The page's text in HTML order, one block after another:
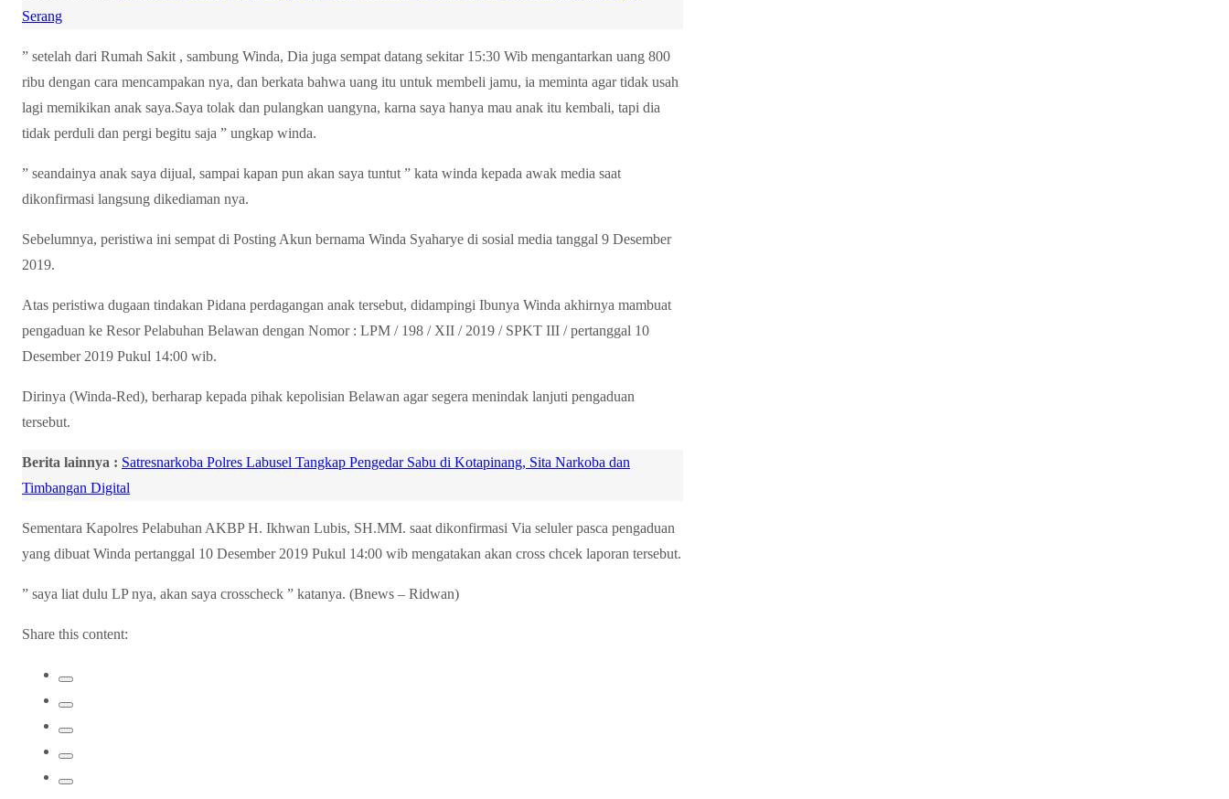
Serang
” setelah dari Rumah Sakit , sambung Winda, Dia juga sempat datang sekitar 15:30 Wib mengantarkan uang 800
ribu dengan cara mencampakan nya, dan berkata bahwa uang itu untuk membeli jamu, ia meminta agar tidak usah
lagi memikikan anak saya.Saya tolak dan pulangkan uangyna, karna saya hanya mau anak itu kembali, tapi dia
tidak perduli dan pergi begitu saja ” ungkap winda.
” seandainya anak saya dijual, sampai kapan pun akan saya tuntut ” kata winda kepada awak media saat
dikonfirmasi langsung dikediaman nya.
Sebelumnya, peristiwa ini sempat di Posting Akun bernama Winda Syaharye di sosial media tanggal 9 Desember
2019.
Atas peristiwa dugaan tindakan Pidana perdagangan anak tersebut, didampingi Ibunya Winda akhirnya mambuat
pengaduan ke Resor Pelabuhan Belawan dengan Nomor : LPM / 198 / XII / 2019 / SPKT III / pertanggal 10
Desember 2019 Pukul 14:00 wib.
Dirinya (Winda-Red), berharap kepada pihak kepolisian Belawan agar segera menindak lanjuti pengaduan
tersebut.
Berita lainnya : Satresnarkoba Polres Labusel Tangkap Pengedar Sabu di Kotapinang, Sita Narkoba dan
Timbangan Digital
Sementara Kapolres Pelabuhan AKBP H. Ikhwan Lubis, SH.MM. saat dikonfirmasi Via seluler pasca pengaduan
yang dibuat Winda pertanggal 10 Desember 2019 Pukul 14:00 wib mengatakan akan cross chcek laporan tersebut.
” saya liat dulu LP nya, akan saya crosscheck ” katanya. (Bnews – Ridwan)
Share this content: